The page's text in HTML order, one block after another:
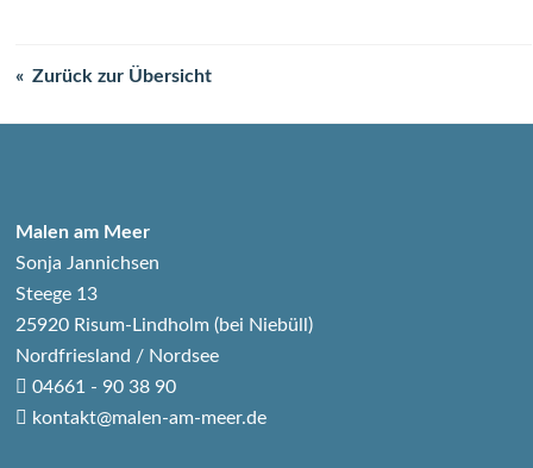
Zurück zur Übersicht
Malen am Meer
Sonja Jannichsen
Steege 13
25920 Risum-Lindholm (bei Niebüll)
Nordfriesland / Nordsee
04661 - 90 38 90
kontakt@malen-am-meer.de